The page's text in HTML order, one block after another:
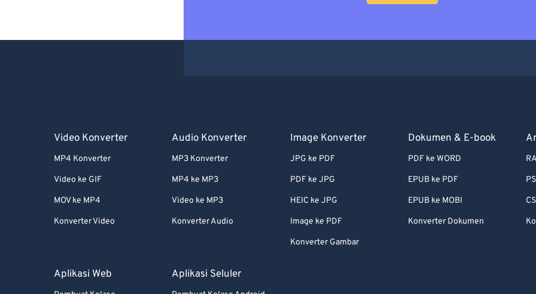
Video Konverter
MP4 Konverter
Video ke GIF
MOV ke MP4
Konverter Video
Audio Konverter
MP3 Konverter
MP4 ke MP3
Video ke MP3
Konverter Audio
Image Konverter
JPG ke PDF
PDF ke JPG
HEIC ke JPG
Image ke PDF
Konverter Gambar
Dokumen & E-book
PDF ke WORD
EPUB ke PDF
EPUB ke MOBI
Konverter Dokumen
Aplikasi Web Aplikasi Seluler